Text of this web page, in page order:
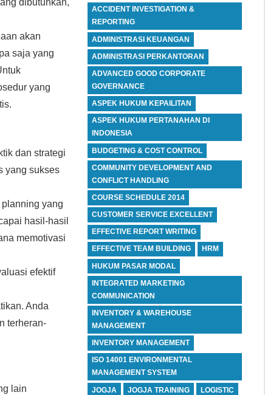
dibutuhkan,
akan
saja yang
yang
dan strategi
yang sukses
yang
hasil-hasil
memotivasi
efektif
Anda
terheran-
lain
ACCIDENT INVESTIGATION &
REPORTING
ADMINISTRASI KEUANGAN
ADMINISTRASI PERKANTORAN
ADVANCED GOOD CORPORATE
GOVERNANCE
ASPEK HUKUM KEPAILITAN
ASPEK HUKUM PERTANAHAN DI
INDONESIA
BUDGETING & COST CONTROL
COMMUNITY DEVELOPMENT AND
CONFLICT HANDLING
COURSE SCHEDULE 2014
CUSTOMER SERVICE EXCELLENT
EFFECTIVE REPORT WRITING
EFFECTIVE TEAM BUILDING HRM
HUKUM PASAR MODAL
INTEGRATED MARKETING
COMMUNICATION
INVENTORY & WAREHOUSE
MANAGEMENT
INVENTORY MANAGEMENT
ISO 14001 ENVIRONMENTAL
MANAGEMENT SYSTEM
JOGJA JOGJA TRAINING LOGISTIC